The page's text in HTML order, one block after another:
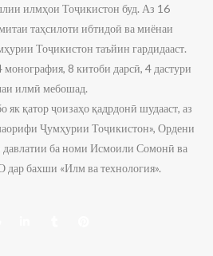
илмҳои Тоҷикистон буд. Аз 16
таҳсилоти ибтидоӣ ва миёнаи
Тоҷикистон таъйин гардидааст.
8 китоби дарсӣ, 4 дастури
илмӣ мебошад.
қатор ҷоизаҳо қадрдонӣ шудааст, аз
Ҷумҳурии Тоҷикистон», Ордени
ба номи Исмоили Сомонӣ ва
бахши «Илм ва технология».